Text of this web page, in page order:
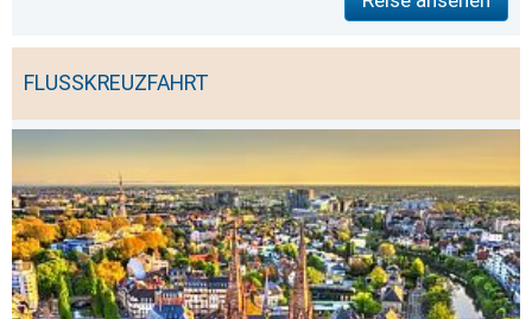
FLUSSKREUZFAHRT